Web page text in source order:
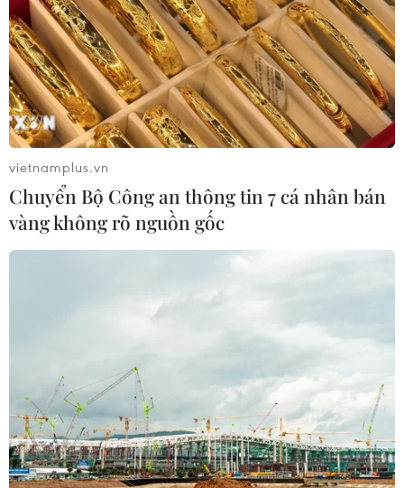
Tinh dầu thơm: Vừa dưỡng da ẩm mượt,
vừa lưu hương lâu dài
24/03/2022 03:09
nay hầu như không một quý cô sành điệu hay quý ông
biết cách chăm chút nào có thể sống thiếu, cũng mang
lại một trải nghiệm mùi hương tuyệt vời.
vietnamplus.vn
Chuyển Bộ Công an thông tin 7 cá nhân bán
vàng không rõ nguồn gốc